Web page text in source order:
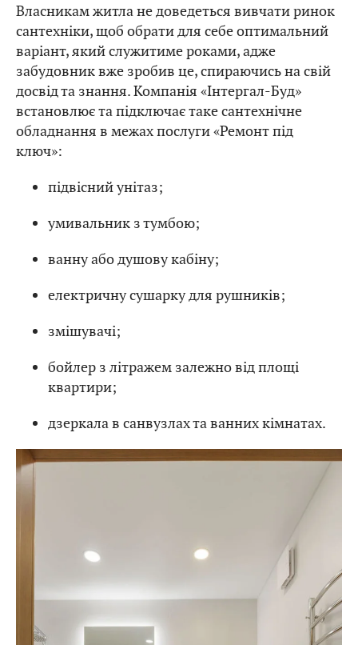
Власникам житла не доведеться вивчати ринок
сантехніки, щоб обрати для себе оптимальний
варіант, який служитиме роками, адже
забудовник вже зробив це, спираючись на свій
досвід та знання. Компанія «Інтергал-Буд»
встановлює та підключає таке сантехнічне
обладнання в межах послуги «Ремонт під
ключ»:
підвісний унітаз;
умивальник з тумбою;
ванну або душову кабіну;
електричну сушарку для рушників;
змішувачі;
бойлер з літражем залежно від площі
квартири;
дзеркала в санвузлах та ванних кімнатах.